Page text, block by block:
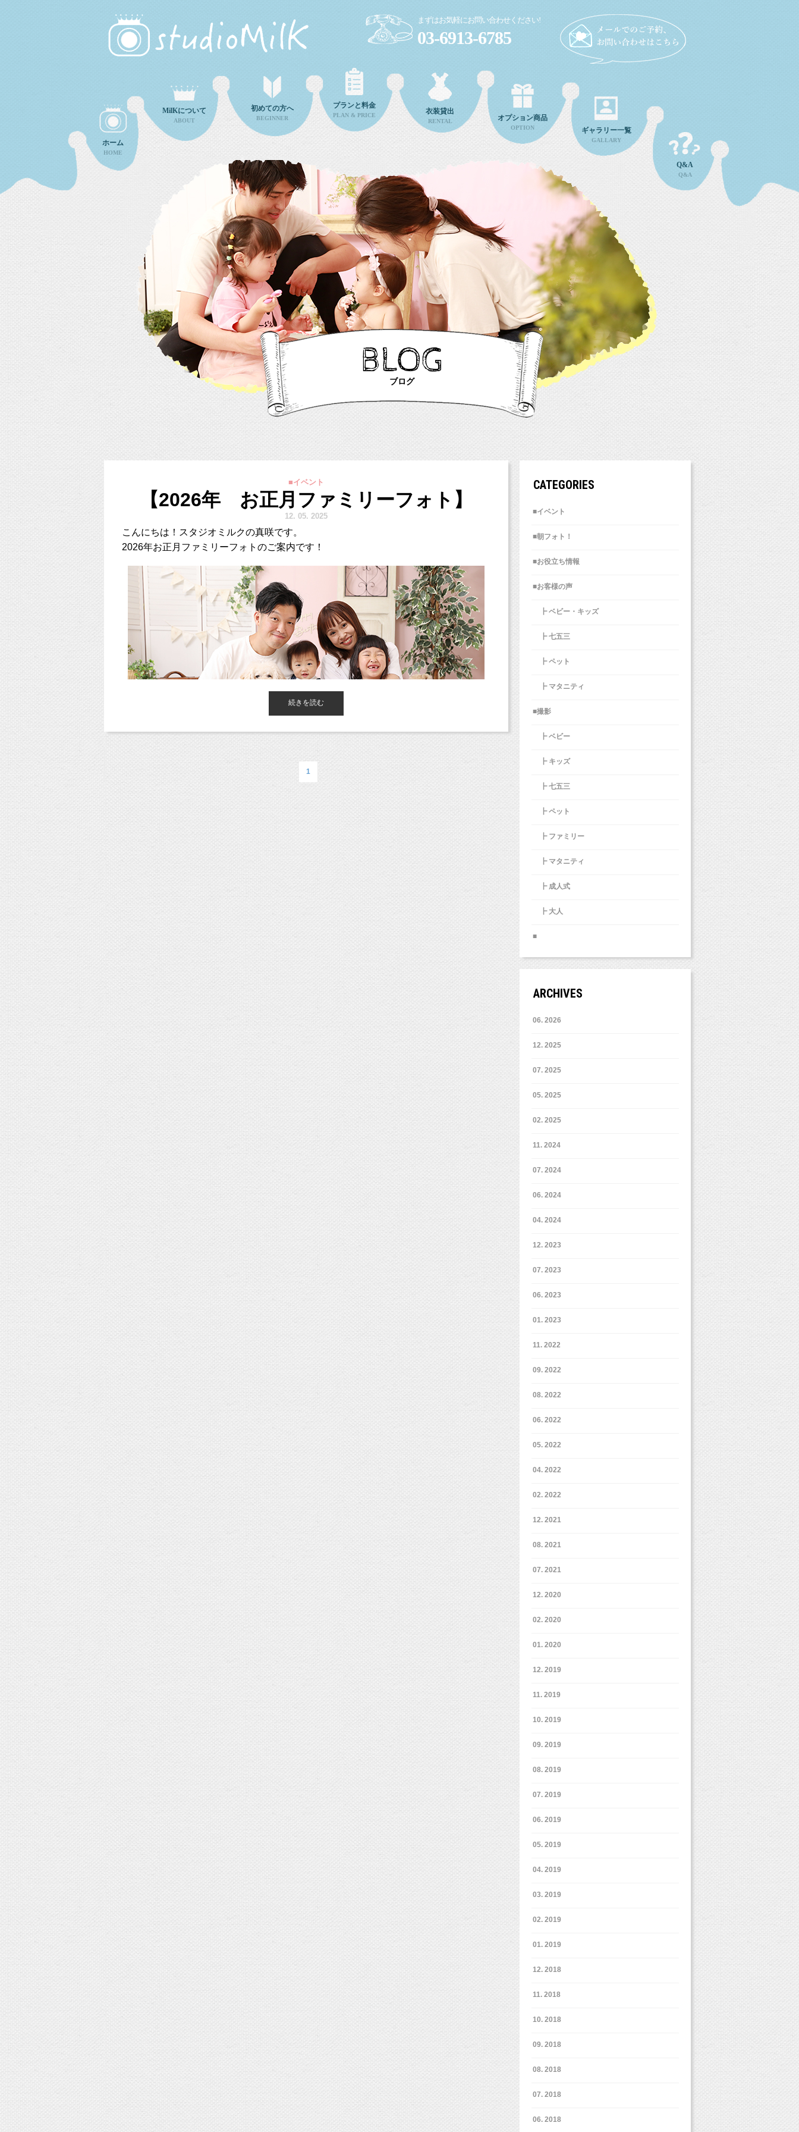
まずはお気軽にお問い合わせください!
03-6913-6785
ホーム
HOME
MilKについて
ABOUT
初めての方へ
BEGINNER
プランと料金
PLAN & PRICE 衣装貸出
RENTAL オプション商品
OPTION ギャラリー一覧
GALLARY
Q&A
Q&A
BLOG
ブログ
■イベント
【2026年 お正月ファミリーフォト】
12. 5. 2025
こんにちは！スタジオミルクの真咲です。
2026年お正月ファミリーフォトのご案内です！
2026年のカレンダーを見てみると、
データ20枚保証（ダウンロード納品）
・ご家族写真のみの撮影
お子様のお一人撮影やご兄弟写真をご希望の場合には、
（お写真の枚数も追加に伴って10枚程度増えます。）
追加撮影をされたお客様には、
続きを読む
1
CATEGORIES
■イベント
■朝フォト！
■お役立ち情報
■お客様の声
┣ ベビー・キッズ
┣ 七五三
┣ ペット
┣ マタニティ
■撮影
┣ ベビー
┣ キッズ
┣ 七五三
┣ ペット
┣ ファミリー
┣ マタニティ
┣ 成人式
┣ 大人
■
ARCHIVES
6. 2026
12. 2025
7. 2025
5. 2025
2. 2025
11. 2024
7. 2024
6. 2024
4. 2024
12. 2023
7. 2023
6. 2023
1. 2023
11. 2022
9. 2022
8. 2022
6. 2022
5. 2022
4. 2022
2. 2022
12. 2021
8. 2021
7. 2021
12. 2020
2. 2020
1. 2020
12. 2019
11. 2019
10. 2019
9. 2019
8. 2019
7. 2019
6. 2019
5. 2019
4. 2019
3. 2019
2. 2019
1. 2019
12. 2018
11. 2018
10. 2018
9. 2018
8. 2018
7. 2018
6. 2018